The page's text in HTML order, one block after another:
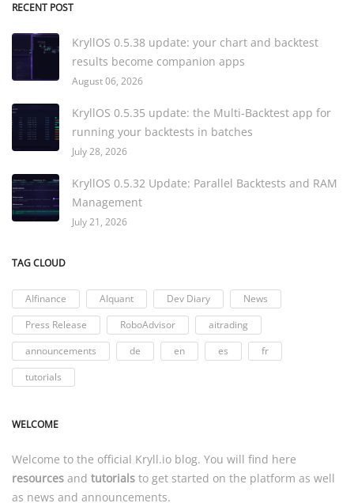
RECENT POST
KryllOS 0.5.38 update: your chart and backtest
results become companion apps
August 06, 2026
KryllOS 0.5.35 update: the Multi-Backtest app for
running your backtests in batches
July 28, 2026
KryllOS 0.5.32 Update: Parallel Backtests and RAM
Management
July 21, 2026
TAG CLOUD
AIfinance AIquant Dev Diary
News
Press Release
RoboAdvisor
aitrading
announcements
de en es
fr
tutorials
WELCOME
Welcome to the official Kryll.io blog. You will find here
resources and tutorials to get started on the platform as well
as news and announcements.